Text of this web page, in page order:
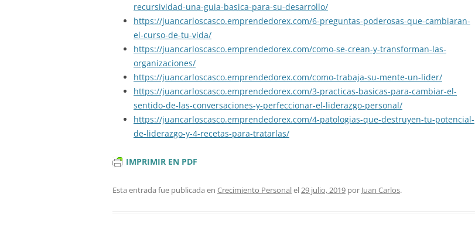
recursividad-una-guia-basica-para-su-desarrollo/
https://juancarloscasco.emprendedorex.com/6-preguntas-poderosas-que-cambiaran-
el-curso-de-tu-vida/
https://juancarloscasco.emprendedorex.com/como-se-crean-y-transforman-las-
organizaciones/
https://juancarloscasco.emprendedorex.com/como-trabaja-su-mente-un-lider/
https://juancarloscasco.emprendedorex.com/3-practicas-basicas-para-cambiar-el-
sentido-de-las-conversaciones-y-perfeccionar-el-liderazgo-personal/
https://juancarloscasco.emprendedorex.com/4-patologias-que-destruyen-tu-potencial-
de-liderazgo-y-4-recetas-para-tratarlas/
IMPRIMIR EN PDF
Esta entrada fue publicada en Crecimiento Personalel 29 julio, 2019 por Juan Carlos.